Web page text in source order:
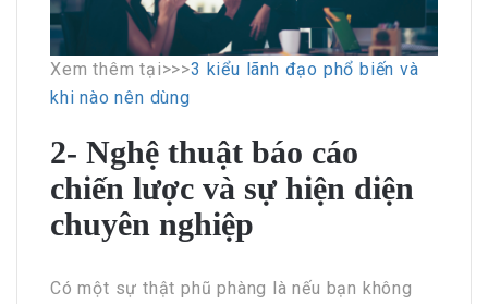
Xem thêm tại>>>3 kiểu lãnh đạo phổ biến và
khi nào nên dùng
2- Nghệ thuật báo cáo
chiến lược và sự hiện diện
chuyên nghiệp
Có một sự thật phũ phàng là nếu bạn không